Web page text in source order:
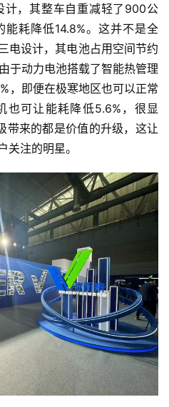
计，其整车自重减轻了900公
耗降低14.8%。这并不是全
电设计，其电池占用空间节约
于动力电池搭载了智能热管理
，即便在极寒地区也可以正常
也可让能耗降低5.6%，很显
带来的都是价值的升级，这让
关注的明星。